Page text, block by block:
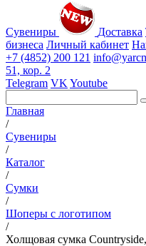
Сувениры Доставка
бизнеса Личный кабинет
+7 (4852) 200 121
51, кор. 2
Telegram VK Youtube
Главная
/
Сувениры
/
Каталог
/
Сумки
/
Шоперы с логотипом
/
Холщовая сумка